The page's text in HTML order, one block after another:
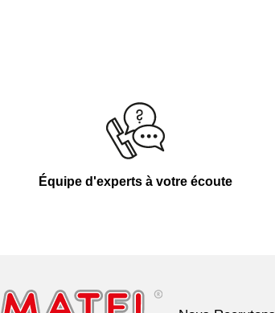
Équipe d'experts à votre écoute